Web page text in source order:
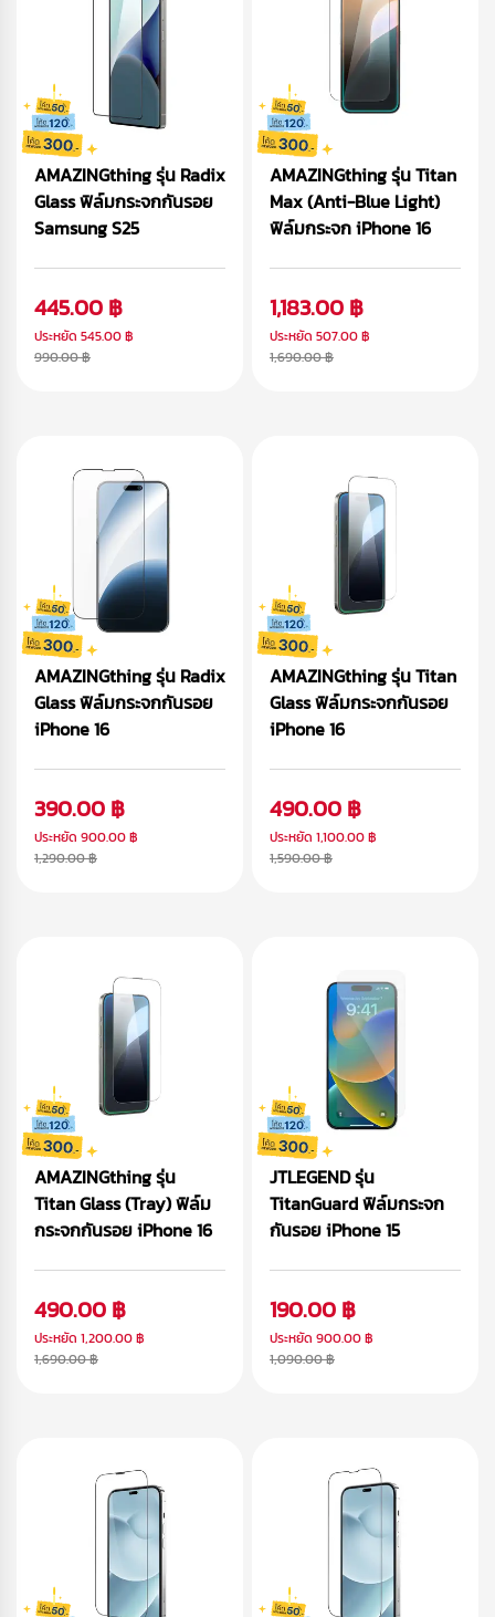
AMAZINGthing รุ่น Radix
Glass ฟิล์มกระจกกันรอย
Samsung S25
445.00 ฿
ประหยัด 545.00 ฿
990.00 ฿
AMAZINGthing รุ่น Titan
Max (Anti-Blue Light)
ฟิล์มกระจก iPhone 16
1,183.00 ฿
ประหยัด 507.00 ฿
1,690.00 ฿
AMAZINGthing รุ่น Radix
Glass ฟิล์มกระจกกันรอย
iPhone 16
390.00 ฿
ประหยัด 900.00 ฿
1,290.00 ฿
AMAZINGthing รุ่น Titan
Glass ฟิล์มกระจกกันรอย
iPhone 16
490.00 ฿
ประหยัด 1,100.00 ฿
1,590.00 ฿
AMAZINGthing รุ่น
Titan Glass (Tray) ฟิล์ม
กระจกกันรอย iPhone 16
490.00 ฿
ประหยัด 1,200.00 ฿
1,690.00 ฿
JTLEGEND รุ่น
TitanGuard ฟิล์มกระจก
กันรอย iPhone 15
190.00 ฿
ประหยัด 900.00 ฿
1,090.00 ฿